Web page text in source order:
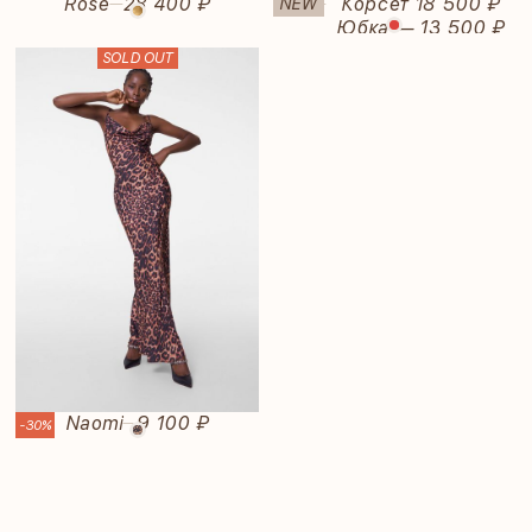
— —
Юбка — 13 500 ₽
-30% Naomi—9 100 ₽
SOLD OUT